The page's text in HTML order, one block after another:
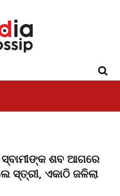
ଶବ ଆଗରେ
ସ୍ତ୍ରୀ, ଏକାଠି ଜଳିଲା